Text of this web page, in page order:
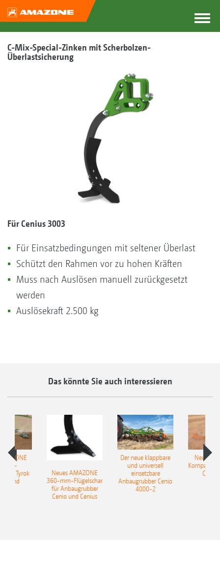
C-Mix-Special-Zinken mit Scherbolzen-
Überlastsicherung
Für Cenius 3003
Für Einsatzbedingungen mit seltener Überlast
Schützt den Rahmen vor zu hohen Kräften
Muss nach Auslösen manuell zurückgesetzt
werden
Auslösekraft 2.500 kg
Das könnte Sie auch interessieren
Tyrok
Neues AMAZONE
360-mm-Flügelschar
für Anbaugrubber
Cenio und Cenius
Der neue klappbare
und universell
einsetzbare
Anbaugrubber Cenio
4000-2
Neue